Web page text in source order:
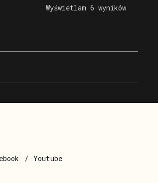
Wyświetlam 6 wyników
Youtube